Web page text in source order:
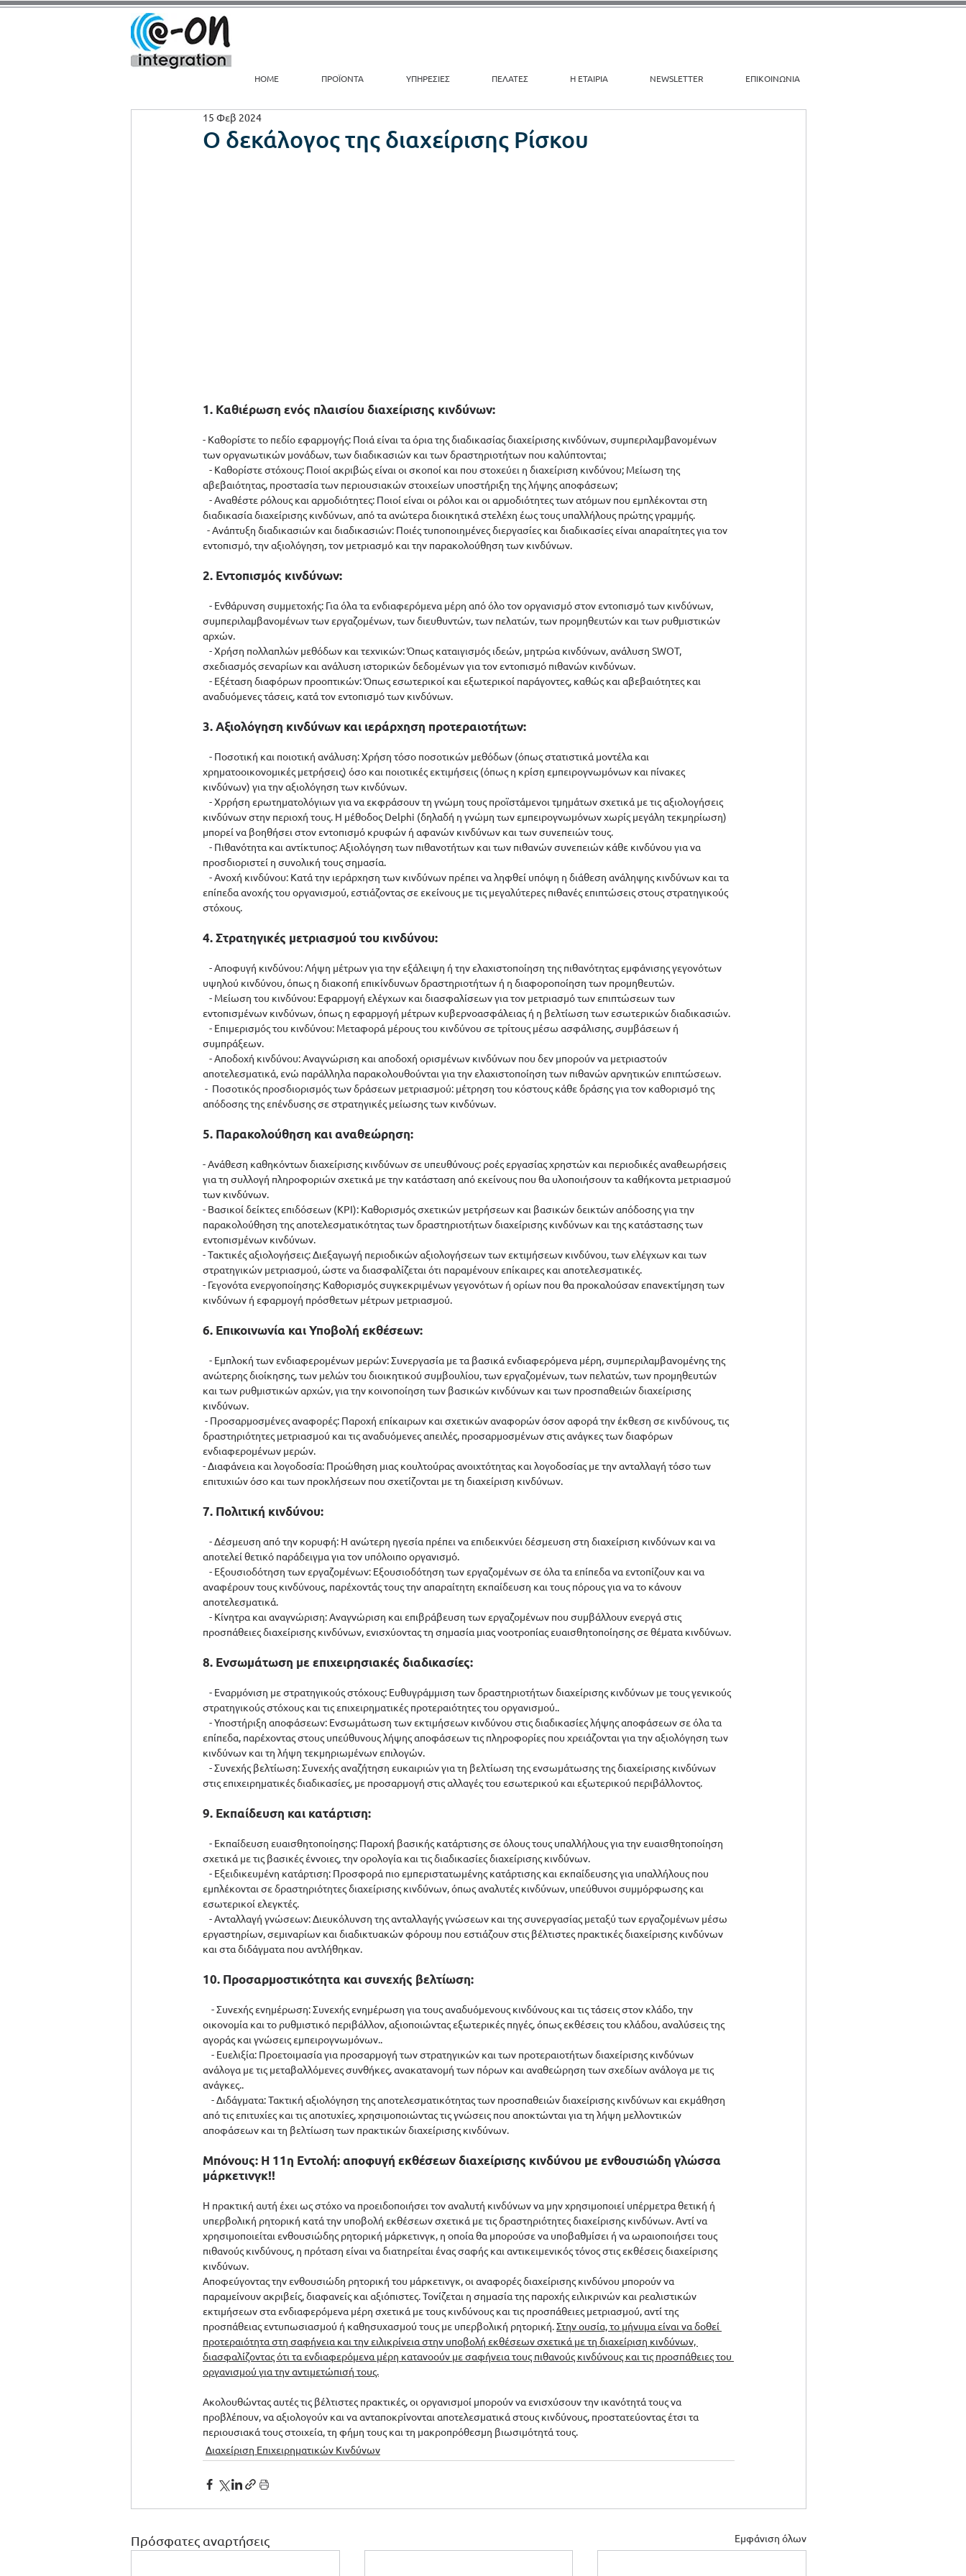
HOME ΠΡΟΪΟΝΤΑ ΥΠΗΡΕΣΙΕΣ ΠΕΛΑΤΕΣ Η ΕΤΑΙΡΙΑ NEWSLETTER ΕΠΙΚΟΙΝΩΝΙΑ
Ο δεκάλογος της διαχείρισης Ρίσκου
15 Φεβ 2024
1. Καθιέρωση ενός πλαισίου διαχείρισης κινδύνων:
- Καθορίστε το πεδίο εφαρμογής: Ποιά είναι τα όρια της διαδικασίας διαχείρισης κινδύνων, συμπεριλαμβανομένων
των οργανωτικών μονάδων, των διαδικασιών και των δραστηριοτήτων που καλύπτονται;
- Καθορίστε στόχους: Ποιοί ακριβώς είναι οι σκοποί και που στοχεύει η διαχείριση κινδύνου; Μείωση της
αβεβαιότητας, προστασία των περιουσιακών στοιχείων υποστήριξη της λήψης αποφάσεων;
- Αναθέστε ρόλους και αρμοδιότητες: Ποιοί είναι οι ρόλοι και οι αρμοδιότητες των ατόμων που εμπλέκονται στη
διαδικασία διαχείρισης κινδύνων, από τα ανώτερα διοικητικά στελέχη έως τους υπαλλήλους πρώτης γραμμής.
- Ανάπτυξη διαδικασιών και διαδικασιών: Ποιές τυποποιημένες διεργασίες και διαδικασίες είναι απαραίτητες για τον
εντοπισμό, την αξιολόγηση, τον μετριασμό και την παρακολούθηση των κινδύνων.
2. Εντοπισμός κινδύνων:
- Ενθάρυνση συμμετοχής: Για όλα τα ενδιαφερόμενα μέρη από όλο τον οργανισμό στον εντοπισμό των κινδύνων,
συμπεριλαμβανομένων των εργαζομένων, των διευθυντών, των πελατών, των προμηθευτών και των ρυθμιστικών
αρχών.
- Χρήση πολλαπλών μεθόδων και τεχνικών: Όπως καταιγισμός ιδεών, μητρώα κινδύνων, ανάλυση SWOT,
σχεδιασμός σεναρίων και ανάλυση ιστορικών δεδομένων για τον εντοπισμό πιθανών κινδύνων.
- Εξέταση διαφόρων προοπτικών: Όπως εσωτερικοί και εξωτερικοί παράγοντες, καθώς και αβεβαιότητες και
αναδυόμενες τάσεις, κατά τον εντοπισμό των κινδύνων.
3. Αξιολόγηση κινδύνων και ιεράρχηση προτεραιοτήτων:
- Ποσοτική και ποιοτική ανάλυση: Χρήση τόσο ποσοτικών μεθόδων (όπως στατιστικά μοντέλα και
χρηματοοικονομικές μετρήσεις) όσο και ποιοτικές εκτιμήσεις (όπως η κρίση εμπειρογνωμόνων και πίνακες
κινδύνων) για την αξιολόγηση των κινδύνων.
- Χρρήση ερωτηματολόγιων για να εκφράσουν τη γνώμη τους προϊστάμενοι τμημάτων σχετικά με τις αξιολογήσεις
κινδύνων στην περιοχή τους. Η μέθοδος Delphi (δηλαδή η γνώμη των εμπειρογνωμόνων χωρίς μεγάλη τεκμηρίωση)
μπορεί να βοηθήσει στον εντοπισμό κρυφών ή αφανών κινδύνων και των συνεπειών τους.
- Πιθανότητα και αντίκτυπος: Αξιολόγηση των πιθανοτήτων και των πιθανών συνεπειών κάθε κινδύνου για να
προσδιοριστεί η συνολική τους σημασία.
- Ανοχή κινδύνου: Κατά την ιεράρχηση των κινδύνων πρέπει να ληφθεί υπόψη η διάθεση ανάληψης κινδύνων και τα
επίπεδα ανοχής του οργανισμού, εστιάζοντας σε εκείνους με τις μεγαλύτερες πιθανές επιπτώσεις στους στρατηγικούς
στόχους.
4. Στρατηγικές μετριασμού του κινδύνου:
- Αποφυγή κινδύνου: Λήψη μέτρων για την εξάλειψη ή την ελαχιστοποίηση της πιθανότητας εμφάνισης γεγονότων
υψηλού κινδύνου, όπως η διακοπή επικίνδυνων δραστηριοτήτων ή η διαφοροποίηση των προμηθευτών.
- Μείωση του κινδύνου: Εφαρμογή ελέγχων και διασφαλίσεων για τον μετριασμό των επιπτώσεων των
εντοπισμένων κινδύνων, όπως η εφαρμογή μέτρων κυβερνοασφάλειας ή η βελτίωση των εσωτερικών διαδικασιών.
- Επιμερισμός του κινδύνου: Μεταφορά μέρους του κινδύνου σε τρίτους μέσω ασφάλισης, συμβάσεων ή
συμπράξεων.
- Αποδοχή κινδύνου: Αναγνώριση και αποδοχή ορισμένων κινδύνων που δεν μπορούν να μετριαστούν
αποτελεσματικά, ενώ παράλληλα παρακολουθούνται για την ελαχιστοποίηση των πιθανών αρνητικών επιπτώσεων.
-  Ποσοτικός προσδιορισμός των δράσεων μετριασμού: μέτρηση του κόστους κάθε δράσης για τον καθορισμό της
απόδοσης της επένδυσης σε στρατηγικές μείωσης των κινδύνων.
5. Παρακολούθηση και αναθεώρηση:
- Ανάθεση καθηκόντων διαχείρισης κινδύνων σε υπευθύνους: ροές εργασίας χρηστών και περιοδικές αναθεωρήσεις
για τη συλλογή πληροφοριών σχετικά με την κατάσταση από εκείνους που θα υλοποιήσουν τα καθήκοντα μετριασμού
των κινδύνων.
- Βασικοί δείκτες επιδόσεων (KPI): Καθορισμός σχετικών μετρήσεων και βασικών δεικτών απόδοσης για την
παρακολούθηση της αποτελεσματικότητας των δραστηριοτήτων διαχείρισης κινδύνων και της κατάστασης των
εντοπισμένων κινδύνων.
- Τακτικές αξιολογήσεις: Διεξαγωγή περιοδικών αξιολογήσεων των εκτιμήσεων κινδύνου, των ελέγχων και των
στρατηγικών μετριασμού, ώστε να διασφαλίζεται ότι παραμένουν επίκαιρες και αποτελεσματικές.
- Γεγονότα ενεργοποίησης: Καθορισμός συγκεκριμένων γεγονότων ή ορίων που θα προκαλούσαν επανεκτίμηση των
κινδύνων ή εφαρμογή πρόσθετων μέτρων μετριασμού.
6. Επικοινωνία και Υποβολή εκθέσεων:
- Εμπλοκή των ενδιαφερομένων μερών: Συνεργασία με τα βασικά ενδιαφερόμενα μέρη, συμπεριλαμβανομένης της
ανώτερης διοίκησης, των μελών του διοικητικού συμβουλίου, των εργαζομένων, των πελατών, των προμηθευτών
και των ρυθμιστικών αρχών, για την κοινοποίηση των βασικών κινδύνων και των προσπαθειών διαχείρισης
κινδύνων.
- Προσαρμοσμένες αναφορές: Παροχή επίκαιρων και σχετικών αναφορών όσον αφορά την έκθεση σε κινδύνους, τις
δραστηριότητες μετριασμού και τις αναδυόμενες απειλές, προσαρμοσμένων στις ανάγκες των διαφόρων
ενδιαφερομένων μερών.
- Διαφάνεια και λογοδοσία: Προώθηση μιας κουλτούρας ανοιχτότητας και λογοδοσίας με την ανταλλαγή τόσο των
επιτυχιών όσο και των προκλήσεων που σχετίζονται με τη διαχείριση κινδύνων.
7. Πολιτική κινδύνου:
- Δέσμευση από την κορυφή: Η ανώτερη ηγεσία πρέπει να επιδεικνύει δέσμευση στη διαχείριση κινδύνων και να
αποτελεί θετικό παράδειγμα για τον υπόλοιπο οργανισμό.
- Εξουσιοδότηση των εργαζομένων: Εξουσιοδότηση των εργαζομένων σε όλα τα επίπεδα να εντοπίζουν και να
αναφέρουν τους κινδύνους, παρέχοντάς τους την απαραίτητη εκπαίδευση και τους πόρους για να το κάνουν
αποτελεσματικά.
- Κίνητρα και αναγνώριση: Αναγνώριση και επιβράβευση των εργαζομένων που συμβάλλουν ενεργά στις
προσπάθειες διαχείρισης κινδύνων, ενισχύοντας τη σημασία μιας νοοτροπίας ευαισθητοποίησης σε θέματα κινδύνων.
8. Ενσωμάτωση με επιχειρησιακές διαδικασίες:
- Εναρμόνιση με στρατηγικούς στόχους: Ευθυγράμμιση των δραστηριοτήτων διαχείρισης κινδύνων με τους γενικούς
στρατηγικούς στόχους και τις επιχειρηματικές προτεραιότητες του οργανισμού..
- Υποστήριξη αποφάσεων: Ενσωμάτωση των εκτιμήσεων κινδύνου στις διαδικασίες λήψης αποφάσεων σε όλα τα
επίπεδα, παρέχοντας στους υπεύθυνους λήψης αποφάσεων τις πληροφορίες που χρειάζονται για την αξιολόγηση των
κινδύνων και τη λήψη τεκμηριωμένων επιλογών.
- Συνεχής βελτίωση: Συνεχής αναζήτηση ευκαιριών για τη βελτίωση της ενσωμάτωσης της διαχείρισης κινδύνων
στις επιχειρηματικές διαδικασίες, με προσαρμογή στις αλλαγές του εσωτερικού και εξωτερικού περιβάλλοντος.
9. Εκπαίδευση και κατάρτιση:
- Εκπαίδευση ευαισθητοποίησης: Παροχή βασικής κατάρτισης σε όλους τους υπαλλήλους για την ευαισθητοποίηση
σχετικά με τις βασικές έννοιες, την ορολογία και τις διαδικασίες διαχείρισης κινδύνων.
- Εξειδικευμένη κατάρτιση: Προσφορά πιο εμπεριστατωμένης κατάρτισης και εκπαίδευσης για υπαλλήλους που
εμπλέκονται σε δραστηριότητες διαχείρισης κινδύνων, όπως αναλυτές κινδύνων, υπεύθυνοι συμμόρφωσης και
εσωτερικοί ελεγκτές.
- Ανταλλαγή γνώσεων: Διευκόλυνση της ανταλλαγής γνώσεων και της συνεργασίας μεταξύ των εργαζομένων μέσω
εργαστηρίων, σεμιναρίων και διαδικτυακών φόρουμ που εστιάζουν στις βέλτιστες πρακτικές διαχείρισης κινδύνων
και στα διδάγματα που αντλήθηκαν.
10. Προσαρμοστικότητα και συνεχής βελτίωση:
- Συνεχής ενημέρωση: Συνεχής ενημέρωση για τους αναδυόμενους κινδύνους και τις τάσεις στον κλάδο, την
οικονομία και το ρυθμιστικό περιβάλλον, αξιοποιώντας εξωτερικές πηγές, όπως εκθέσεις του κλάδου, αναλύσεις της
αγοράς και γνώσεις εμπειρογνωμόνων..
- Ευελιξία: Προετοιμασία για προσαρμογή των στρατηγικών και των προτεραιοτήτων διαχείρισης κινδύνων
ανάλογα με τις μεταβαλλόμενες συνθήκες, ανακατανομή των πόρων και αναθεώρηση των σχεδίων ανάλογα με τις
ανάγκες..
- Διδάγματα: Τακτική αξιολόγηση της αποτελεσματικότητας των προσπαθειών διαχείρισης κινδύνων και εκμάθηση
από τις επιτυχίες και τις αποτυχίες, χρησιμοποιώντας τις γνώσεις που αποκτώνται για τη λήψη μελλοντικών
αποφάσεων και τη βελτίωση των πρακτικών διαχείρισης κινδύνων.
Μπόνους: Η 11η Εντολή: αποφυγή εκθέσεων διαχείρισης κινδύνου με ενθουσιώδη γλώσσα
μάρκετινγκ!!
Η πρακτική αυτή έχει ως στόχο να προειδοποιήσει τον αναλυτή κινδύνων να μην χρησιμοποιεί υπέρμετρα θετική ή
υπερβολική ρητορική κατά την υποβολή εκθέσεων σχετικά με τις δραστηριότητες διαχείρισης κινδύνων. Αντί να
χρησιμοποιείται ενθουσιώδης ρητορική μάρκετινγκ, η οποία θα μπορούσε να υποβαθμίσει ή να ωραιοποιήσει τους
πιθανούς κινδύνους, η πρόταση είναι να διατηρείται ένας σαφής και αντικειμενικός τόνος στις εκθέσεις διαχείρισης
κινδύνων.
Αποφεύγοντας την ενθουσιώδη ρητορική του μάρκετινγκ, οι αναφορές διαχείρισης κινδύνου μπορούν να
παραμείνουν ακριβείς, διαφανείς και αξιόπιστες. Τονίζεται η σημασία της παροχής ειλικρινών και ρεαλιστικών
εκτιμήσεων στα ενδιαφερόμενα μέρη σχετικά με τους κινδύνους και τις προσπάθειες μετριασμού, αντί της
προσπάθειας εντυπωσιασμού ή καθησυχασμού τους με υπερβολική ρητορική. Στην ουσία, το μήνυμα είναι να δοθεί
προτεραιότητα στη σαφήνεια και την ειλικρίνεια στην υποβολή εκθέσεων σχετικά με τη διαχείριση κινδύνων,
διασφαλίζοντας ότι τα ενδιαφερόμενα μέρη κατανοούν με σαφήνεια τους πιθανούς κινδύνους και τις προσπάθειες του
οργανισμού για την αντιμετώπισή τους.
Ακολουθώντας αυτές τις βέλτιστες πρακτικές, οι οργανισμοί μπορούν να ενισχύσουν την ικανότητά τους να
προβλέπουν, να αξιολογούν και να ανταποκρίνονται αποτελεσματικά στους κινδύνους, προστατεύοντας έτσι τα
περιουσιακά τους στοιχεία, τη φήμη τους και τη μακροπρόθεσμη βιωσιμότητά τους.
Διαχείριση Επιχειρηματικών Κινδύνων
Πρόσφατες αναρτήσεις Εμφάνιση όλων